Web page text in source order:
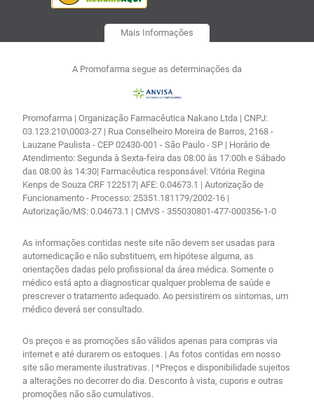
Mais Informações
A Promofarma segue as determinações da
Promofarma | Organização Farmacêutica Nakano Ltda | CNPJ:
03.123.210\0003-27 | Rua Conselheiro Moreira de Barros, 2168 -
Lauzane Paulista - CEP 02430-001 - São Paulo - SP | Horário de
Atendimento: Segunda à Sexta-feira das 08:00 às 17:00h e Sábado
das 08:00 às 14:30| Farmacêutica responsável: Vitória Regina
Kenps de Souza CRF 122517| AFE: 0.04673.1 | Autorização de
Funcionamento - Processo: 25351.181179/2002-16 |
Autorização/MS: 0.04673.1 | CMVS - 355030801-477-000356-1-0
As informações contidas neste site não devem ser usadas para
automedicação e não substituem, em hipótese alguma, as
orientações dadas pelo profissional da área médica. Somente o
médico está apto a diagnosticar qualquer problema de saúde e
prescrever o tratamento adequado. Ao persistirem os sintomas, um
médico deverá ser consultado.
Os preços e as promoções são válidos apenas para compras via
internet e até durarem os estoques. | As fotos contidas em nosso
site são meramente ilustrativas. | *Preços e disponibilidade sujeitos
a alterações no decorrer do dia. Desconto à vista, cupons e outras
promoções não são cumulativos.